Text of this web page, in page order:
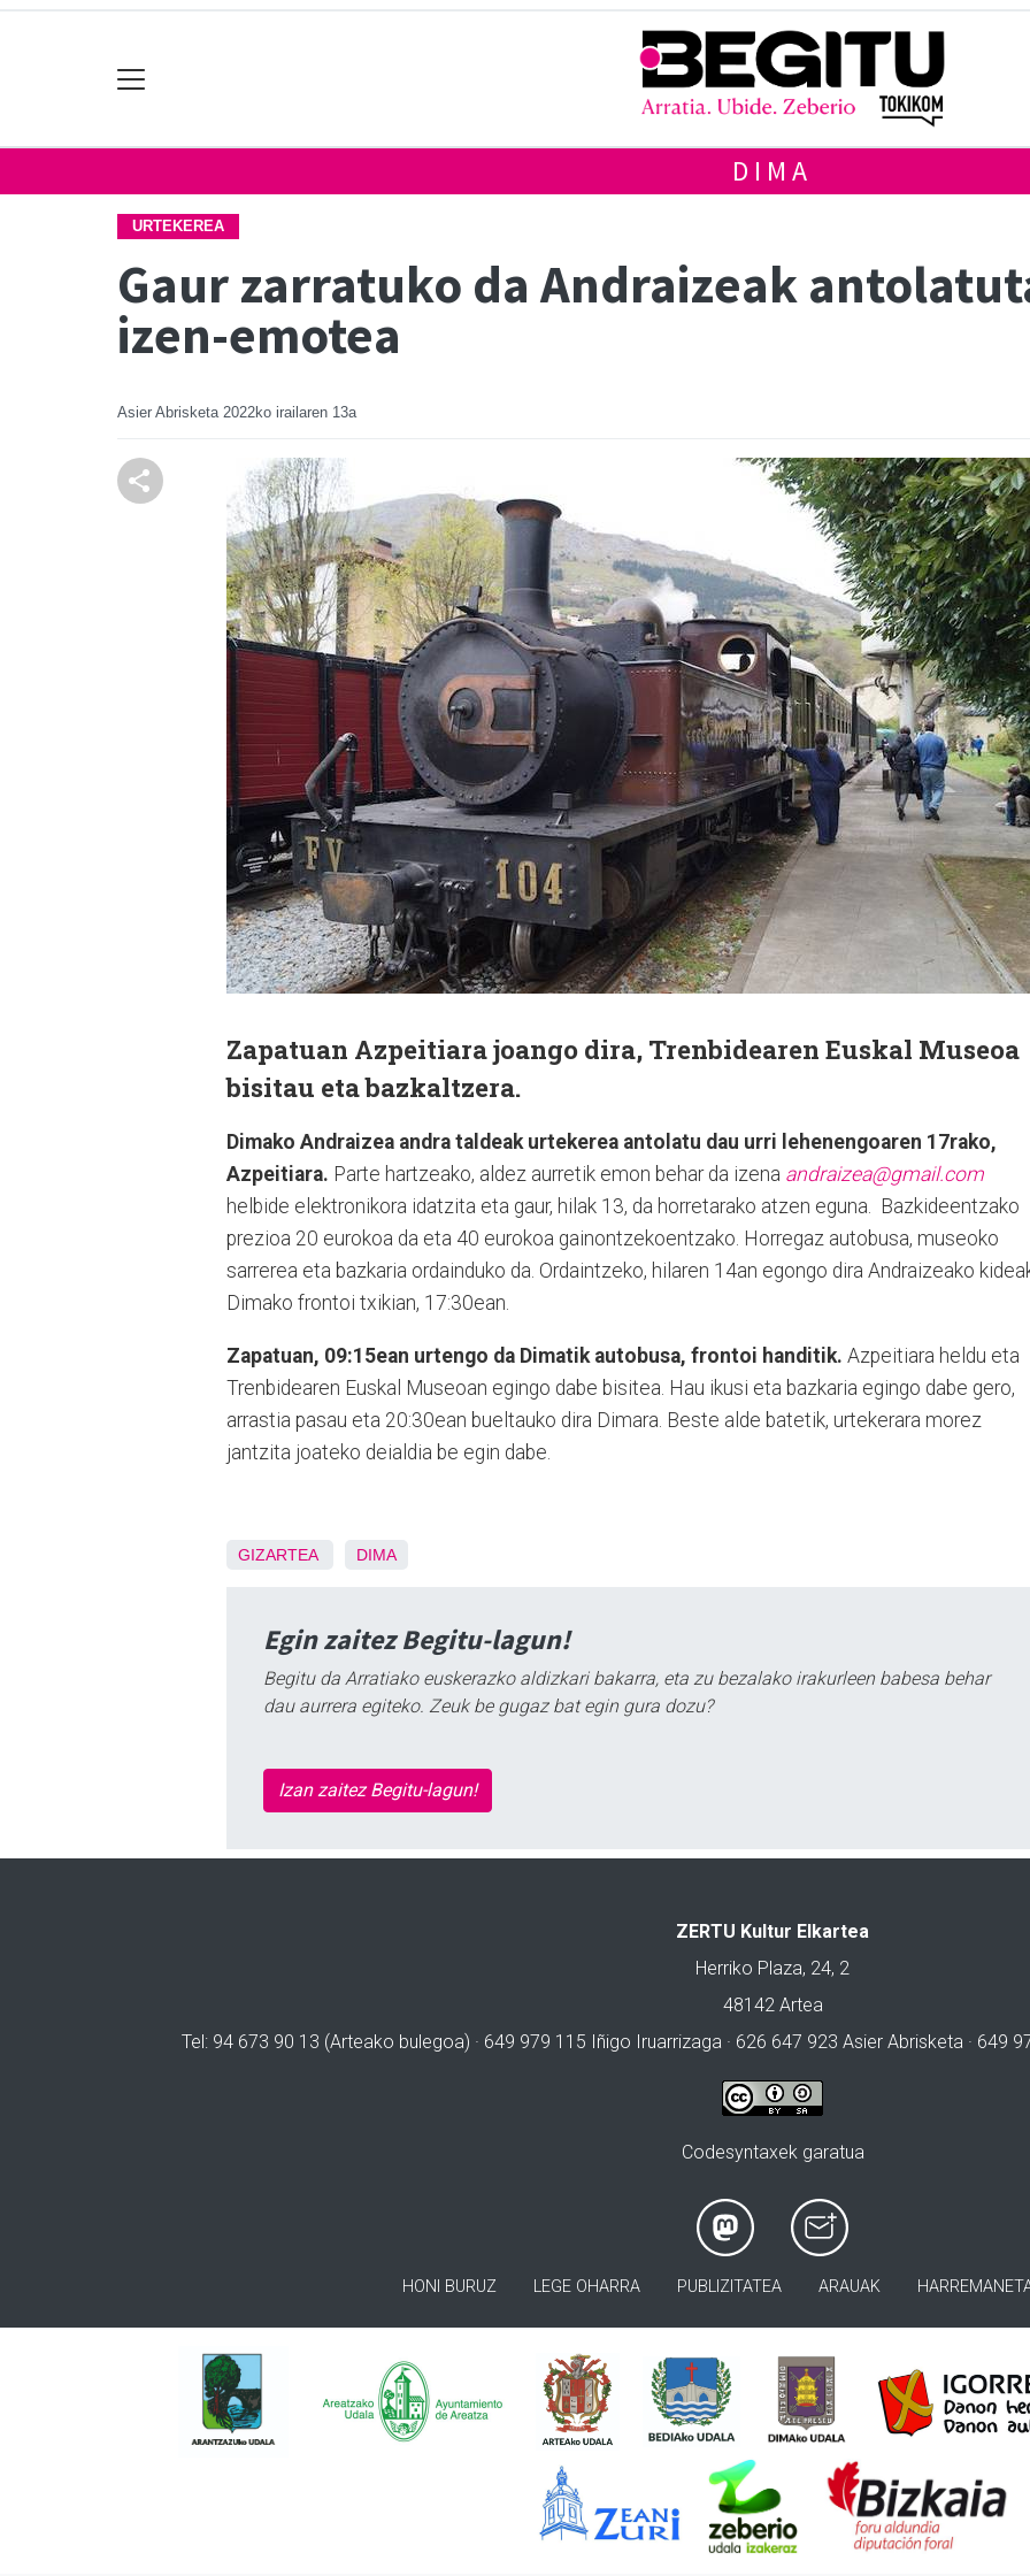
DIMA
URTEKEREA
Gaur zarratuko da Andraizeak
izen-emotea
Asier Abrisketa 2022ko irailaren 13a
Zapatuan Azpeitiara joango dira, Trenbidearen Euskal Museoa
bisitau eta bazkaltzera.
Dimako Andraizea andra taldeak urtekerea antolatu dau urri lehenengoaren 17rako,
Azpeitiara. Parte hartzeako, aldez aurretik emon behar da izena andraizea@gmail.com
helbide elektronikora idatzita eta gaur, hilak 13, da horretarako atzen eguna. Bazkideentzako
prezioa 20 eurokoa da eta 40 eurokoa gainontzekoentzako. Horregaz autobusa, museoko
sarrerea eta bazkaria ordainduko da. Ordaintzeko, hilaren 14an egongo dira Andraizeako
Dimako frontoi txikian, 17:30ean.
Zapatuan, 09:15ean urtengo da Dimatik autobusa, frontoi handitik. Azpeitiara heldu eta
Trenbidearen Euskal Museoan egingo dabe bisitea. Hau ikusi eta bazkaria egingo dabe gero,
arrastia pasau eta 20:30ean bueltauko dira Dimara. Beste alde batetik, urtekerara morez
jantzita joateko deialdia be egin dabe.
GIZARTEA DIMA
Egin zaitez Begitu-lagun!
Begitu da Arratiako euskerazko aldizkari bakarra, eta zu bezalako irakurleen babesa behar
dau aurrera egiteko. Zeuk be gugaz bat egin gura dozu?
Izan zaitez Begitu-lagun!
ZERTU Kultur Elkartea
Herriko Plaza, 24, 2
48142 Artea
Tel: 94 673 90 13 (Arteako bulegoa) · 649 979 115 Iñigo Iruarrizaga · 626 647 923 Asier Abrisketa · 649
Codesyntaxek garatua
HONI BURUZ LEGE OHARRA PUBLIZITATEA ARAUAK